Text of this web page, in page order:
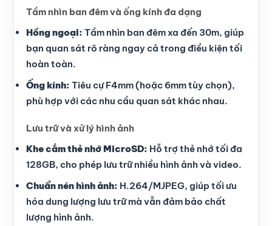
Tầm nhìn ban đêm và ống kính đa dạng
Hồng ngoại: Tầm nhìn ban đêm xa đến 30m, giúp
bạn quan sát rõ ràng ngay cả trong điều kiện tối
hoàn toàn.
Ống kính: Tiêu cự F4mm (hoặc 6mm tùy chọn),
phù hợp với các nhu cầu quan sát khác nhau.
Lưu trữ và xử lý hình ảnh
Khe cắm thẻ nhớ MicroSD: Hỗ trợ thẻ nhớ tối đa
128GB, cho phép lưu trữ nhiều hình ảnh và video.
Chuẩn nén hình ảnh: H.264/MJPEG, giúp tối ưu
hóa dung lượng lưu trữ mà vẫn đảm bảo chất
lượng hình ảnh.